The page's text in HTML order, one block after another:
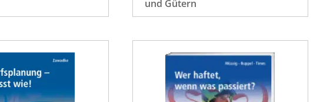
und Gütern